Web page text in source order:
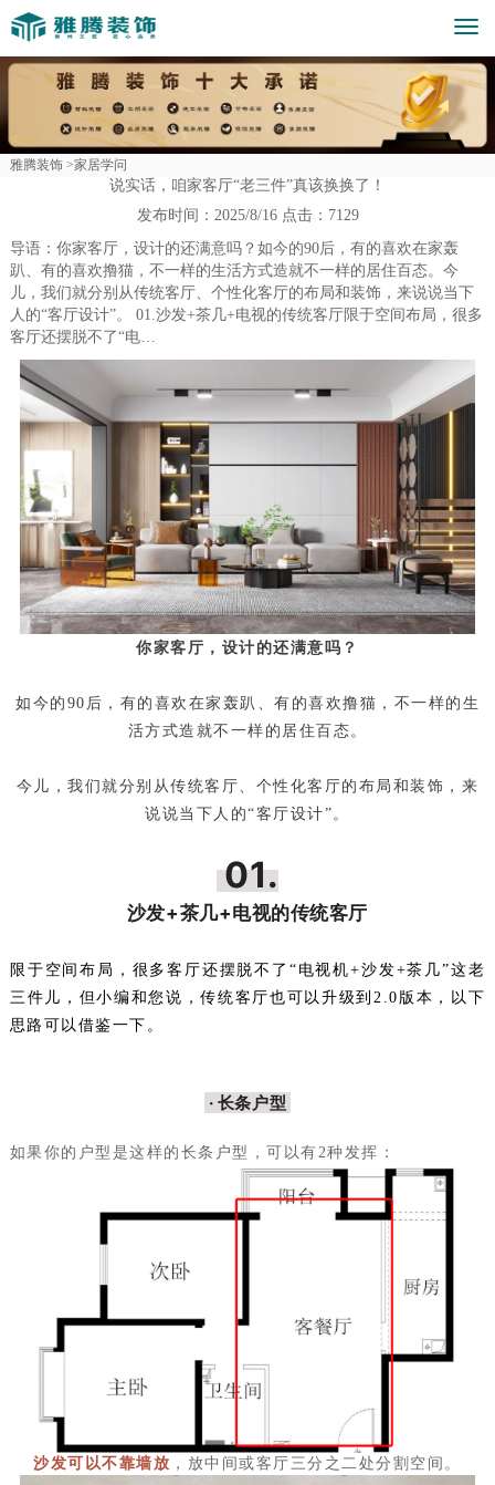
雅腾装饰 >家居学问
说实话，咱家客厅“老三件”真该换换了！
发布时间： 2025/8/16点击： 7129
导语：你家客厅，设计的还满意吗？如今的90后，有的喜欢在家轰
趴、有的喜欢撸猫，不一样的生活方式造就不一样的居住百态。今
儿，我们就分别从传统客厅、个性化客厅的布局和装饰，来说说当下
人的“客厅设计”。 01.沙发+茶几+电视的传统客厅限于空间布局，很多
客厅还摆脱不了“电…
你家客厅，设计的还满意吗？
如今的90后，有的喜欢在家轰趴、有的喜欢撸猫，不一样的生
活方式造就不一样的居住百态。
今儿，我们就分别从传统客厅、个性化客厅的布局和装饰，来
说说当下人的“客厅设计”。
01.
沙发+茶几+电视的传统客厅
限于空间布局，很多客厅还摆脱不了“电视机+沙发+茶几”这老
三件儿，但小编和您说，传统客厅也可以升级到2.0版本，以下
思路可以借鉴一下。
· 长条户型
如果你的户型是这样的长条户型，可以有2种发挥：
沙发可以不靠墙放 ，放中间或客厅三分之二处分割空间。